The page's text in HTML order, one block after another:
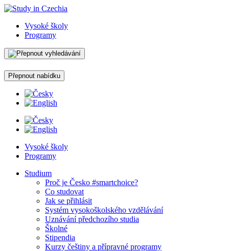
Vysoké školy
Programy
Přepnout nabídku
Vysoké školy
Programy
Studium
Proč je Česko #smartchoice?
Co studovat
Jak se přihlásit
Systém vysokoškolského vzdělávání
Uznávání předchozího studia
Školné
Stipendia
Kurzy češtiny a přípravné programy